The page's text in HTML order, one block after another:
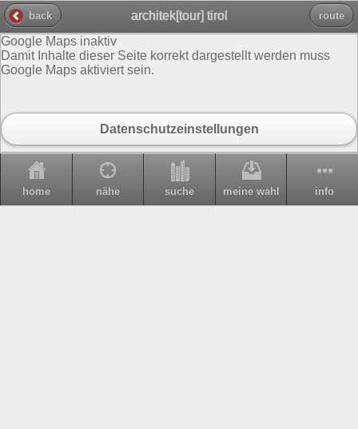
back architek[tour] tirol route
Google Maps inaktiv
Damit Inhalte dieser Seite korrekt dargestellt werden muss
Google Maps aktiviert sein.
Datenschutzeinstellungen
home nähe suche meine wahl info